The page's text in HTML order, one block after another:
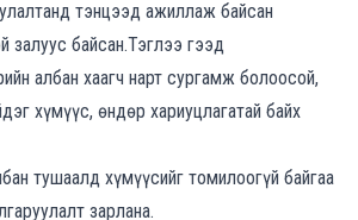
тэнцээд ажиллаж байсан
залуус байсан.Тэглээ гээд
албан хаагч нарт сургамж болоосой,
хүмүүс, өндөр хариуцлагатай байх
тушаалд хүмүүсийг томилоогүй байгаа
зарлана.